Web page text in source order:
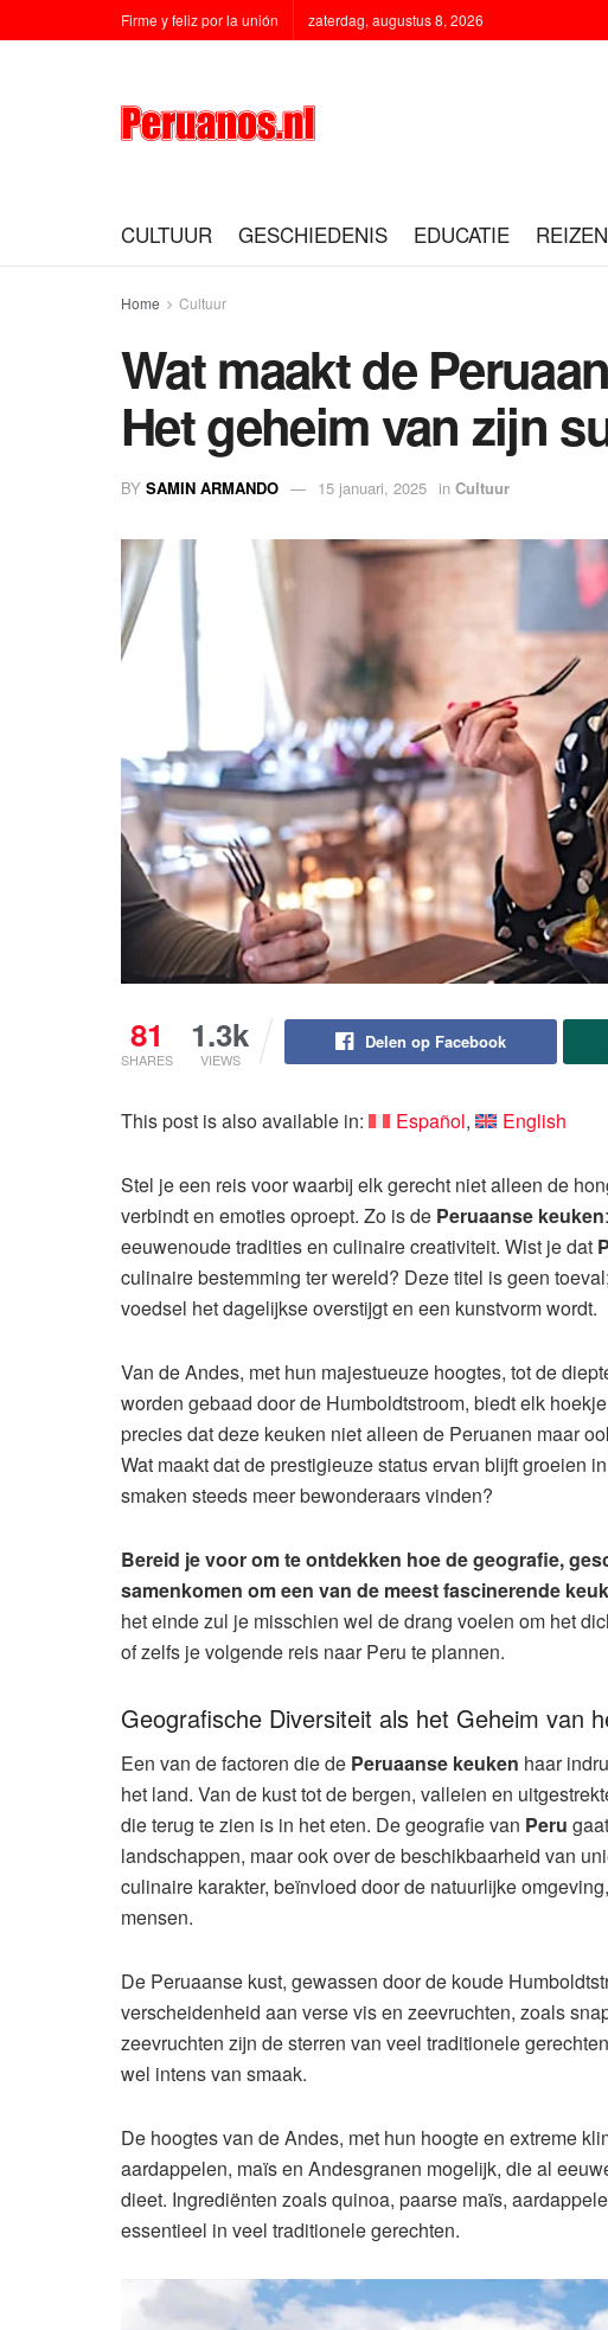
Firme y feliz por la unión zaterdag, augustus 8, 2026
CULTUUR GESCHIEDENIS EDUCATIE REIZEN
Home Cultuur
Wat maakt de
Het geheim van zijn
BY SAMIN ARMANDO 15 januari, 2025 in Cultuur
81
SHARES
1.3k
VIEWS
Delen op Facebook
This post is also available in: Español English
Stel je een reis voor waarbij elk gerecht niet alleen de
verbindt en emoties oproept. Zo is de Peruaanse keuken
eeuwenoude tradities en culinaire creativiteit. Wist je dat
culinaire bestemming ter wereld? Deze titel is geen
voedsel het dagelijkse overstijgt en een kunstvorm wordt.
Van de Andes, met hun majestueuze hoogtes, tot de
worden gebaad door de Humboldtstroom, biedt elk
precies dat deze keuken niet alleen de Peruanen maar
Wat maakt dat de prestigieuze status ervan blijft groeien
smaken steeds meer bewonderaars vinden?
Bereid je voor om te ontdekken hoe de geografie,
samenkomen om een van de meest fascinerende
het einde zul je misschien wel de drang voelen om het
of zelfs je volgende reis naar Peru te plannen.
Geografische Diversiteit als het Geheim van
Een van de factoren die de Peruaanse keuken haar
het land. Van de kust tot de bergen, valleien en
die terug te zien is in het eten. De geografie van Peru
landschappen, maar ook over de beschikbaarheid van
culinaire karakter, beïnvloed door de natuurlijke
mensen.
De Peruaanse kust, gewassen door de koude
verscheidenheid aan verse vis en zeevruchten, zoals
zeevruchten zijn de sterren van veel traditionele
wel intens van smaak.
De hoogtes van de Andes, met hun hoogte en extreme
aardappelen, maïs en Andesgranen mogelijk, die al
dieet. Ingrediënten zoals quinoa, paarse maïs,
essentieel in veel traditionele gerechten.